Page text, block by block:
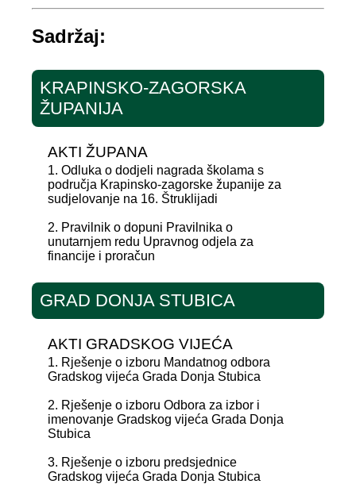
Sadržaj:
KRAPINSKO-ZAGORSKA
ŽUPANIJA
AKTI ŽUPANA
1. Odluka o dodjeli nagrada školama s
područja Krapinsko-zagorske županije za
sudjelovanje na 16. Štruklijadi
2. Pravilnik o dopuni Pravilnika o
unutarnjem redu Upravnog odjela za
financije i proračun
GRAD DONJA STUBICA
AKTI GRADSKOG VIJEĆA
1. Rješenje o izboru Mandatnog odbora
Gradskog vijeća Grada Donja Stubica
2. Rješenje o izboru Odbora za izbor i
imenovanje Gradskog vijeća Grada Donja
Stubica
3. Rješenje o izboru predsjednice
Gradskog vijeća Grada Donja Stubica